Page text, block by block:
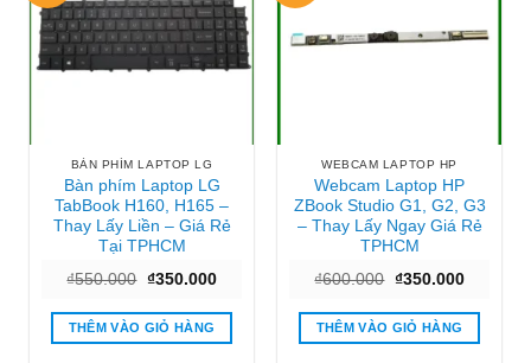
BÀN PHÍM LAPTOP LG
Bàn phím Laptop LG
TabBook H160, H165 –
Thay Lấy Liền – Giá Rẻ
Tại TPHCM
₫550.000 Giá
là:
₫550.000.
₫350.000Giá
tại
₫350.000.
THÊM VÀO GIỎ HÀNG
WEBCAM LAPTOP HP
Webcam Laptop HP
ZBook Studio G1, G2, G3
– Thay Lấy Ngay Giá Rẻ
TPHCM
₫600.000 Giá
là:
₫600.000.
₫350.000Giá
tại
THÊM VÀO GIỎ HÀNG